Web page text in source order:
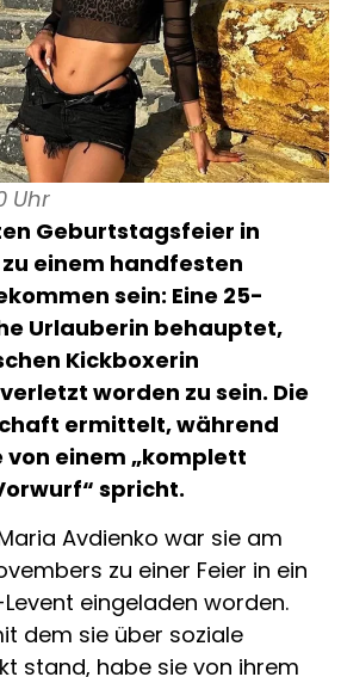
Uhr
Geburtstagsfeier in
einem handfesten
sein: Eine 25-
Urlauberin behauptet,
Kickboxerin
worden zu sein. Die
ermittelt, während
von einem „komplett
spricht.
Avdienko war sie am
zu einer Feier in ein
eingeladen worden.
dem sie über soziale
stand, habe sie von ihrem